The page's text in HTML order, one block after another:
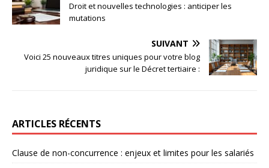
Droit et nouvelles technologies : anticiper les
mutations
SUIVANT
Voici 25 nouveaux titres uniques pour votre blog
juridique sur le Décret tertiaire :
ARTICLES RÉCENTS
Clause de non-concurrence : enjeux et limites pour les salariés